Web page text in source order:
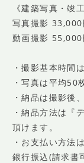
《建築写真・竣
写真撮影 33,000
動画撮影 55,000
・撮影基本時間
・写真は平均50
・納品は撮影後
・納品方法は『
頂けます。
・お支払い方法
銀行振込(請求書